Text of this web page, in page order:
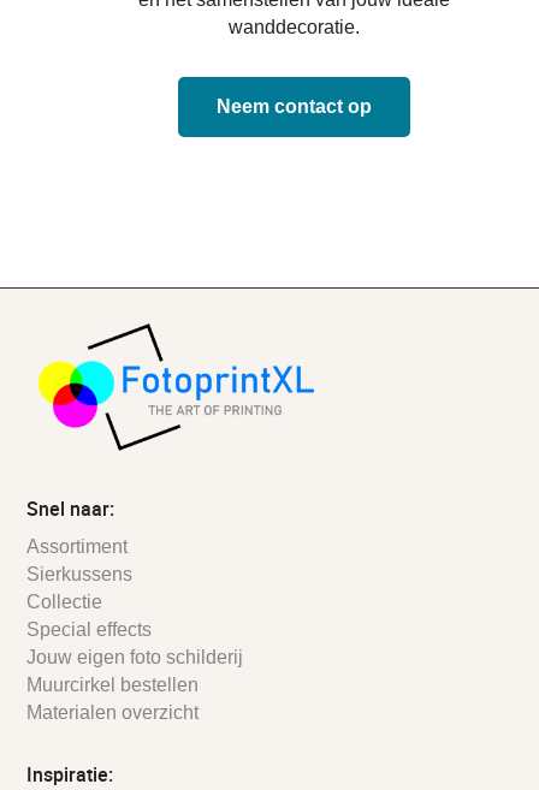
wanddecoratie.
Neem contact op
Snel naar:
Assortiment
Sierkussens
Collectie
Special effects
Jouw eigen foto schilderij
Muurcirkel bestellen
Materialen overzicht
Inspiratie: